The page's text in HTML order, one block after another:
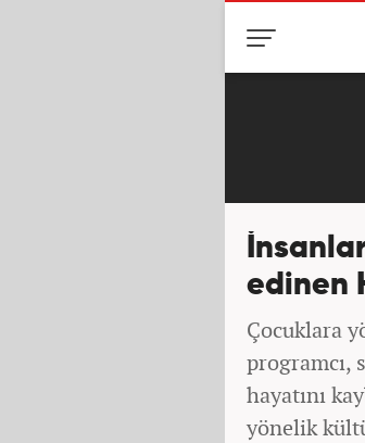
edinen
Çocuklara
programcı,
hayatını
yönelik